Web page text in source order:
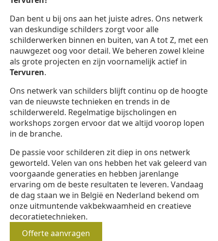
Dan bent u bij ons aan het juiste adres. Ons netwerk
van deskundige schilders zorgt voor alle
schilderwerken binnen en buiten, van A tot Z, met een
nauwgezet oog voor detail. We beheren zowel kleine
als grote projecten en zijn voornamelijk actief in
Tervuren.
Ons netwerk van schilders blijft continu op de hoogte
van de nieuwste technieken en trends in de
schilderwereld. Regelmatige bijscholingen en
workshops zorgen ervoor dat we altijd voorop lopen
in de branche.
De passie voor schilderen zit diep in ons netwerk
geworteld. Velen van ons hebben het vak geleerd van
voorgaande generaties en hebben jarenlange
ervaring om de beste resultaten te leveren. Vandaag
de dag staan we in België en Nederland bekend om
onze uitmuntende vakbekwaamheid en creatieve
decoratietechnieken.
Offerte aanvragen